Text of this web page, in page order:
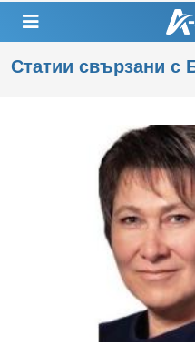
Статии свързани с